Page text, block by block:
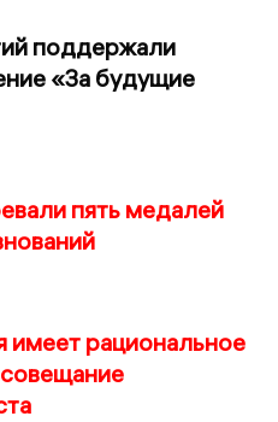
поддержали
«За будущие
пять медалей
имеет рациональное